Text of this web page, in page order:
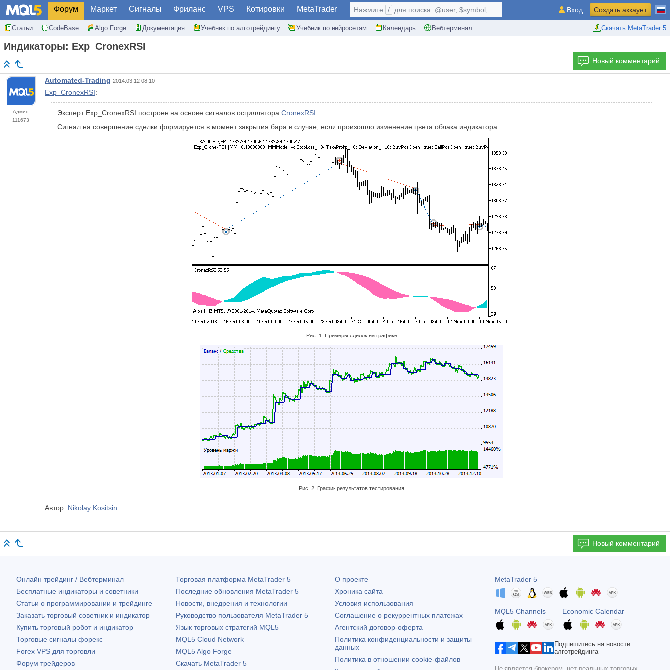
Форум Маркет Сигналы Фриланс VPS Котировки MetaTrader
Статьи CodeBase Algo Forge Документация Учебник по алготрейдингу Учебник по нейросетям Календарь Вебтерминал Скачать MetaTrader 5
Нажмите / для поиска: @user, $symbol, ... Вход Создать аккаунт
Индикаторы: Exp_CronexRSI
Новый комментарий
Админ
111673
Automated-Trading 2014.03.12 08:10
Exp_CronexRSI:
Эксперт Exp_CronexRSI построен на основе сигналов осциллятора CronexRSI.
Сигнал на совершение сделки формируется в момент закрытия бара в случае, если произошло изменение цвета облака индикатора.
Рис. 1. Примеры сделок на графике
Рис. 2. График результатов тестирования
Автор: Nikolay Kositsin
Новый комментарий
Онлайн трейдинг / Вебтерминал
Бесплатные индикаторы и советники
Статьи о программировании и трейдинге
Заказать торговый советник и индикатор
Купить торговый робот и индикатор
Торговые сигналы форекс
Forex VPS для торговли
Форум трейдеров
Торговая платформа MetaTrader 5
Последние обновления MetaTrader 5
Новости, внедрения и технологии
Руководство пользователя MetaTrader 5
Язык торговых стратегий MQL5
MQL5 Cloud Network
MQL5 Algo Forge
Скачать MetaTrader 5
О проекте
Хроника сайта
Условия использования
Соглашение о рекуррентных платежах
Агентский договор-оферта
Политика конфиденциальности и защиты
данных
Политика в отношении cookie-файлов
MetaTrader 5
MQL5 Channels Economic Calendar
Подпишитесь на новости
алготрейдинга
Не является брокером, нет реальных торговых